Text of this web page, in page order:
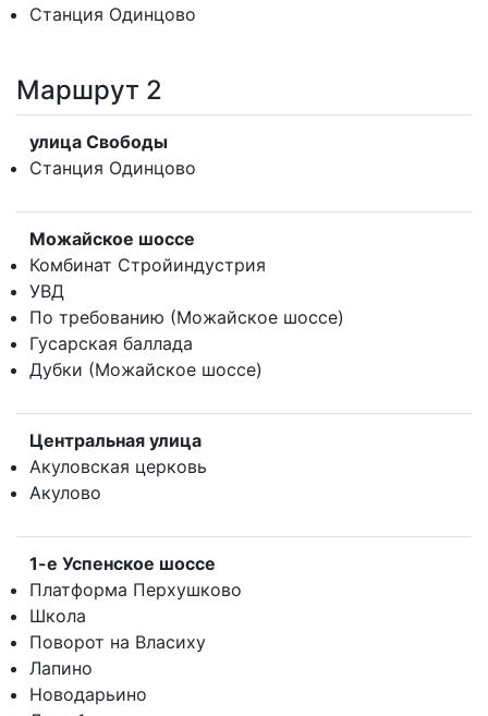
Станция Одинцово
Маршрут 2
улица Свободы
Станция Одинцово
Можайское шоссе
Комбинат Стройиндустрия
УВД
По требованию (Можайское шоссе)
Гусарская баллада
Дубки (Можайское шоссе)
Центральная улица
Акуловская церковь
Акулово
1-е Успенское шоссе
Платформа Перхушково
Школа
Поворот на Власиху
Лапино
Новодарьино